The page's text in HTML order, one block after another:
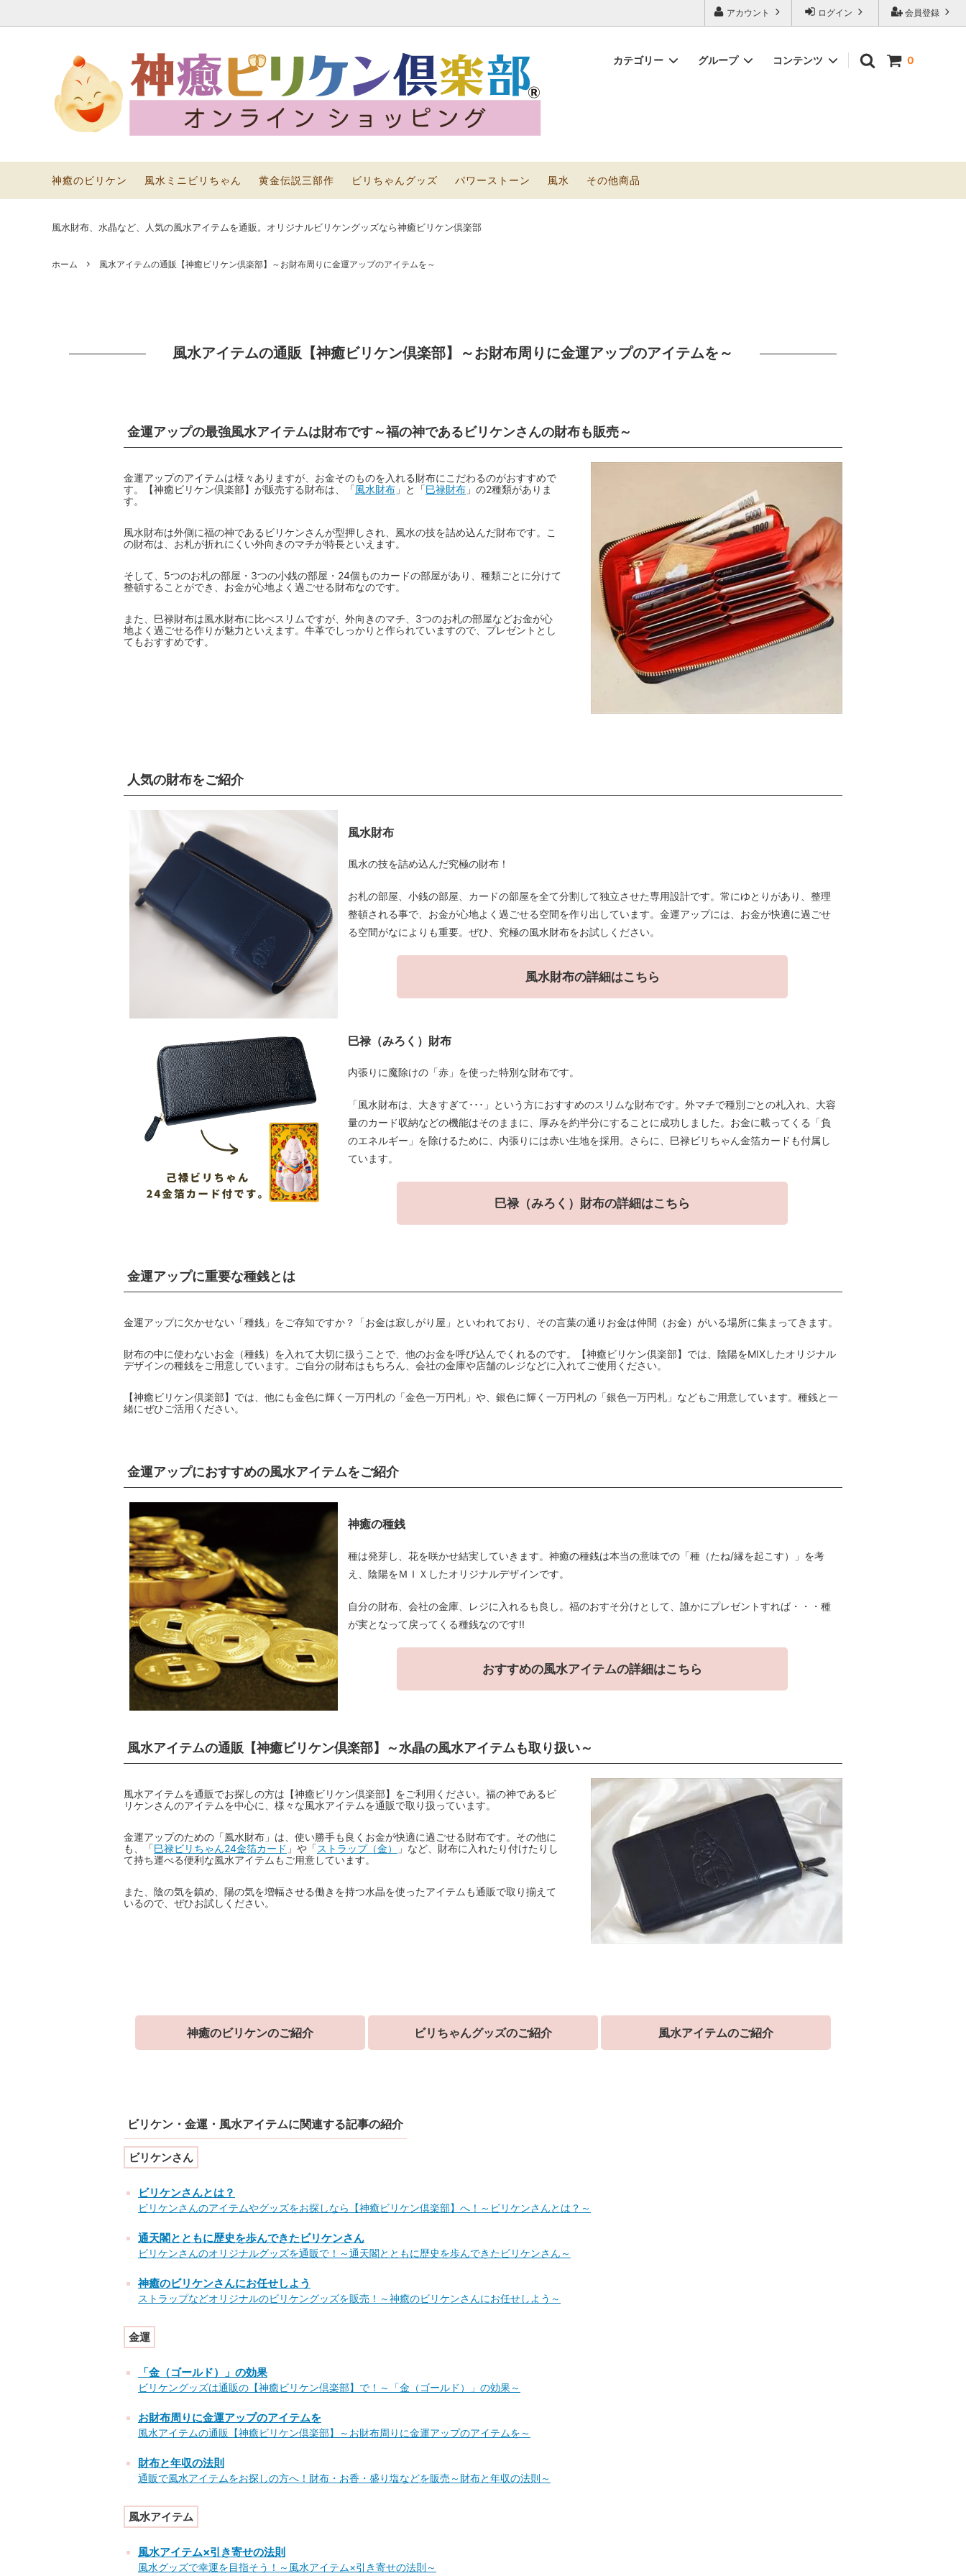
会員登録
ログイン
アカウント
0
カテゴリー
神癒のビリケン 風水ミニビリちゃん
パワーストーン 風水 その他商品
グループ
年末年始 運気アップ アイテム 恋愛運
コンテンツ
黄金伝説三部作
風水グッズで幸運を目指そう！～風水ア
イテム×引き寄せの法則～
神癒のビリケン 風水ミニビリちゃん 黄金伝説三部作 ビリちゃんグッズ パワーストーン 風水 その他商品
風水財布、水晶など、人気の風水アイテムを通販。オリジナルビリケングッズなら神癒ビリケン倶楽部
ホーム 風水アイテムの通販【神癒ビリケン倶楽部】～お財布周りに金運アップのアイテムを～
風水アイテムの通販【神癒ビリケン倶楽部】～お財布周りに金運アップのアイテムを～
金運アップの最強風水アイテムは財布です～福の神であるビリケンさんの財布も販売～
金運アップのアイテムは様々ありますが、お金そのものを入れる財布にこだわるのがおすすめで
す。【神癒ビリケン倶楽部】が販売する財布は、「風水財布 」と「巳禄財布 」の2種類がありま
す。
風水財布は外側に福の神であるビリケンさんが型押しされ、風水の技を詰め込んだ財布です。こ
の財布は、お札が折れにくい外向きのマチが特長といえます。
そして、5つのお札の部屋・3つの小銭の部屋・24個ものカードの部屋があり、種類ごとに分けて
整頓することができ、お金が心地よく過ごせる財布なのです。
また、巳禄財布は風水財布に比べスリムですが、外向きのマチ、3つのお札の部屋などお金が心
地よく過ごせる作りが魅力といえます。牛革でしっかりと作られていますので、プレゼントとし
てもおすすめです。
人気の財布をご紹介
風水財布
風水の技を詰め込んだ究極の財布！
お札の部屋、小銭の部屋、カードの部屋を全て分割して独立させた専用設計です。常にゆとりがあり、整理
整頓される事で、お金が心地よく過ごせる空間を作り出しています。金運アップには、お金が快適に過ごせ
る空間がなによりも重要。ぜひ、究極の風水財布をお試しください。
風水財布の詳細はこちら
巳禄（みろく）財布
内張りに魔除けの「赤」を使った特別な財布です。
「風水財布は、大きすぎて･･･」という方におすすめのスリムな財布です。外マチで種別ごとの札入れ、大容
量のカード収納などの機能はそのままに、厚みを約半分にすることに成功しました。お金に載ってくる「負
のエネルギー」を除けるために、内張りには赤い生地を採用。さらに、巳禄ビリちゃん金箔カードも付属し
ています。
巳禄（みろく）財布の詳細はこちら
金運アップに重要な種銭とは
金運アップに欠かせない「種銭」をご存知ですか？「お金は寂しがり屋」といわれており、その言葉の通りお金は仲間（お金）がいる場所に集まってきます。
財布の中に使わないお金（種銭）を入れて大切に扱うことで、他のお金を呼び込んでくれるのです。【神癒ビリケン倶楽部】では、陰陽をMIXしたオリジナル
デザインの種銭をご用意しています。ご自分の財布はもちろん、会社の金庫や店舗のレジなどに入れてご使用ください。
【神癒ビリケン倶楽部】では、他にも金色に輝く一万円札の「金色一万円札」や、銀色に輝く一万円札の「銀色一万円札」などもご用意しています。種銭と一
緒にぜひご活用ください。
金運アップにおすすめの風水アイテムをご紹介
神癒の種銭
種は発芽し、花を咲かせ結実していきます。神癒の種銭は本当の意味での「種（たね/縁を起こす）」を考
え、陰陽をＭＩＸしたオリジナルデザインです。
自分の財布、会社の金庫、レジに入れるも良し。福のおすそ分けとして、誰かにプレゼントすれば・・・種
が実となって戻ってくる種銭なのです!!
おすすめの風水アイテムの詳細はこちら
風水アイテムの通販【神癒ビリケン倶楽部】～水晶の風水アイテムも取り扱い～
風水アイテムを通販でお探しの方は【神癒ビリケン倶楽部】をご利用ください。福の神であるビ
リケンさんのアイテムを中心に、様々な風水アイテムを通販で取り扱っています。
金運アップのための「風水財布」は、使い勝手も良くお金が快適に過ごせる財布です。その他に
も、「巳禄ビリちゃん24金箔カード 」や「ストラップ（金）
」など、財布に入れたり付けたりし
て持ち運べる便利な風水アイテムもご用意しています。
また、陰の気を鎮め、陽の気を増幅させる働きを持つ水晶を使ったアイテムも通販で取り揃えて
いるので、ぜひお試しください。
神癒のビリケンのご紹介 ビリちゃんグッズのご紹介 風水アイテムのご紹介
ビリケン・金運・風水アイテムに関連する記事の紹介
ビリケンさん
ビリケンさんとは？
ビリケンさんのアイテムやグッズをお探しなら【神癒ビリケン倶楽部】へ！～ビリケンさんとは？～
通天閣とともに歴史を歩んできたビリケンさん
ビリケンさんのオリジナルグッズを通販で！～通天閣とともに歴史を歩んできたビリケンさん～
神癒のビリケンさんにお任せしよう
ストラップなどオリジナルのビリケングッズを販売！～神癒のビリケンさんにお任せしよう～
金運
「金（ゴールド）」の効果
ビリケングッズは通販の【神癒ビリケン倶楽部】で！～「金（ゴールド）」の効果～
お財布周りに金運アップのアイテムを
風水アイテムの通販【神癒ビリケン倶楽部】～お財布周りに金運アップのアイテムを～
財布と年収の法則
通販で風水アイテムをお探しの方へ！財布・お香・盛り塩などを販売～財布と年収の法則～
風水アイテム
風水アイテム×引き寄せの法則
風水グッズで幸運を目指そう！～風水アイテム×引き寄せの法則～